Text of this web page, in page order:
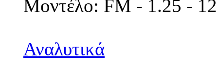
Μοντέλο: FM - 1.25 -
Αναλυτικά